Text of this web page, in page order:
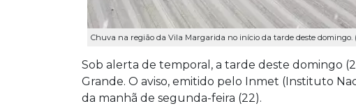
Chuva na região da Vila Margarida no início da tarde deste domingo.
Sob alerta de temporal, a tarde deste domingo
Grande. O aviso, emitido pelo Inmet (Instituto
da manhã de segunda-feira (22).